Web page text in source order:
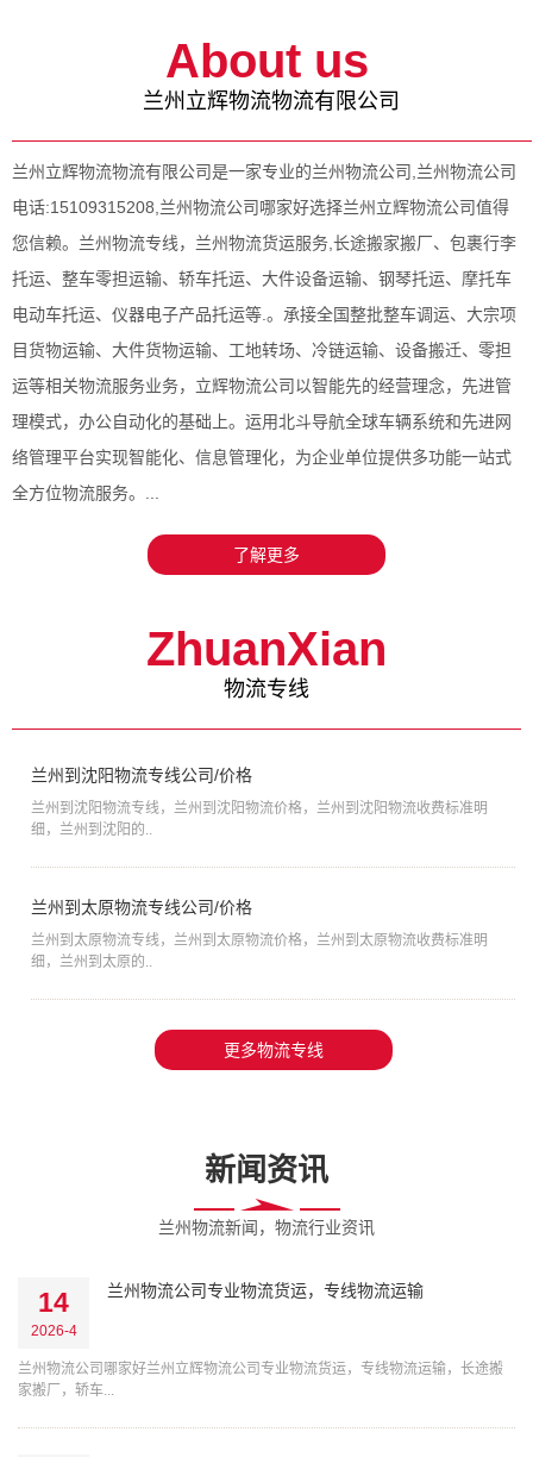
About us
兰州立辉物流物流有限公司
兰州立辉物流物流有限公司是一家专业的兰州物流公司,兰州物流公司
电话:15109315208,兰州物流公司哪家好选择兰州立辉物流公司值得
您信赖。兰州物流专线，兰州物流货运服务,长途搬家搬厂、包裹行李
托运、整车零担运输、轿车托运、大件设备运输、钢琴托运、摩托车
电动车托运、仪器电子产品托运等.。承接全国整批整车调运、大宗项
目货物运输、大件货物运输、工地转场、冷链运输、设备搬迁、零担
运等相关物流服务业务，立辉物流公司以智能先的经营理念，先进管
理模式，办公自动化的基础上。运用北斗导航全球车辆系统和先进网
络管理平台实现智能化、信息管理化，为企业单位提供多功能一站式
全方位物流服务。...
了解更多
ZhuanXian
物流专线
兰州到沈阳物流专线公司/价格
兰州到沈阳物流专线，兰州到沈阳物流价格，兰州到沈阳物流收费标准明
细，兰州到沈阳的..
兰州到太原物流专线公司/价格
兰州到太原物流专线，兰州到太原物流价格，兰州到太原物流收费标准明
细，兰州到太原的..
更多物流专线
新闻资讯
兰州物流新闻，物流行业资讯
14
2026-4
兰州物流公司专业物流货运，专线物流运输
兰州物流公司哪家好兰州立辉物流公司专业物流货运，专线物流运输，长途搬
家搬厂，轿车...